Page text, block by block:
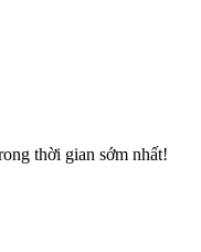
thời gian sớm nhất!